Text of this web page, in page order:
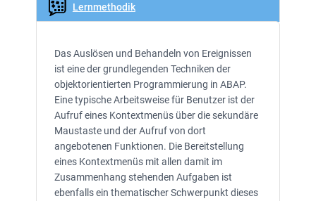
Lernmethodik
Das Auslösen und Behandeln von Ereignissen
ist eine der grundlegenden Techniken der
objektorientierten Programmierung in ABAP.
Eine typische Arbeitsweise für Benutzer ist der
Aufruf eines Kontextmenüs über die sekundäre
Maustaste und der Aufruf von dort
angebotenen Funktionen. Die Bereitstellung
eines Kontextmenüs mit allen damit im
Zusammenhang stehenden Aufgaben ist
ebenfalls ein thematischer Schwerpunkt dieses